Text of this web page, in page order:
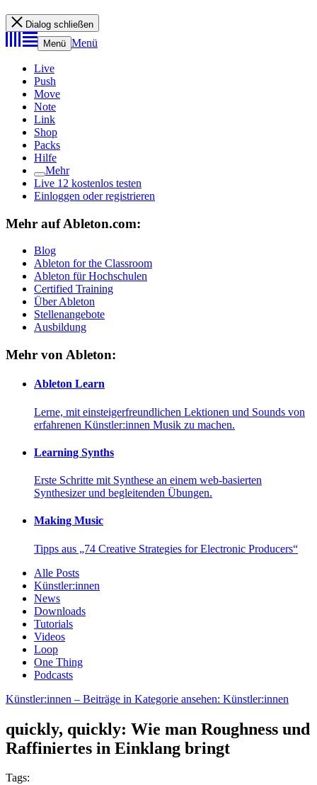
Dialog schließen
Menü Menü
Live
Push
Move
Note
Link
Shop
Packs
Hilfe
Mehr
Live 12 kostenlos testen
Einloggen oder registrieren
Mehr auf Ableton.com:
Blog
Ableton for the Classroom
Ableton für Hochschulen
Certified Training
Über Ableton
Stellenangebote
Ausbildung
Mehr von Ableton:
Ableton Learn
Lerne, mit einsteigerfreundlichen Lektionen und Sounds von
erfahrenen Künstler:innen Musik zu machen.
Learning Synths
Erste Schritte mit Synthese an einem web-basierten
Synthesizer und begleitenden Übungen.
Making Music
Tipps aus „74 Creative Strategies for Electronic Producers“
Alle Posts
Künstler:innen
News
Downloads
Tutorials
Videos
Loop
One Thing
Podcasts
Künstler:innen – Beiträge in Kategorie ansehen: Künstler:innen
quickly, quickly: Wie man Roughness und
Raffiniertes in Einklang bringt
Tags: